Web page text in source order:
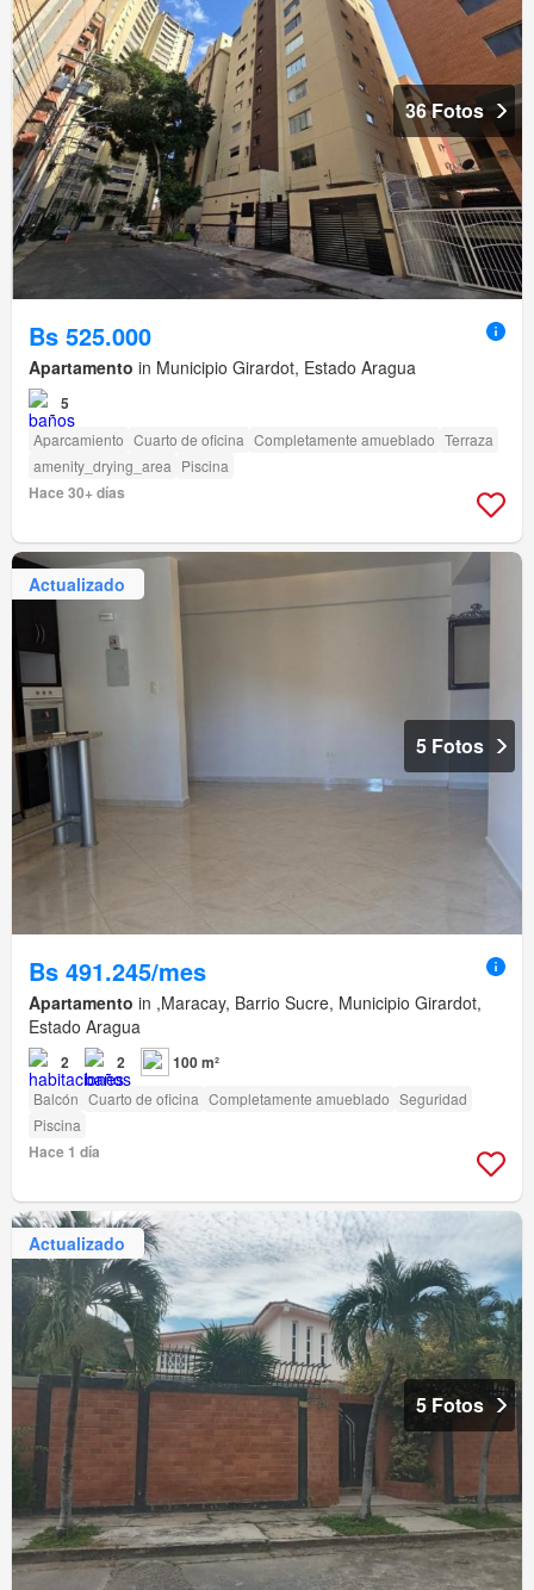
36 Fotos
Bs 525.000
Apartamento in Municipio Girardot, Estado Aragua
5
Aparcamiento Cuarto de oficina Completamente amueblado Terraza
amenity_drying_area Piscina
Hace 30+ días
Actualizado
5 Fotos
Bs 491.245/mes
Apartamento in ,Maracay, Barrio Sucre, Municipio Girardot,
Estado Aragua
2 2 100 m²
Balcón Cuarto de oficina Completamente amueblado Seguridad
Piscina
Hace 1 día
Actualizado
5 Fotos